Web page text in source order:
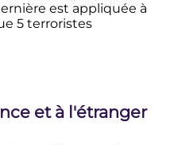
est appliquée à
5 terroristes
et à l'étranger